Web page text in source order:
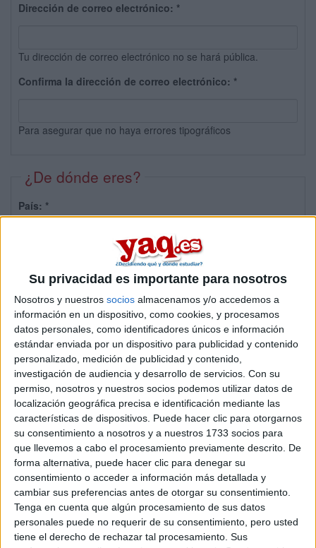
Su privacidad es importante para nosotros
Nosotros y nuestros socios almacenamos y/o accedemos a
información en un dispositivo, como cookies, y procesamos
datos personales, como identificadores únicos e información
estándar enviada por un dispositivo para publicidad y contenido
personalizado, medición de publicidad y contenido,
investigación de audiencia y desarrollo de servicios. Con su
permiso, nosotros y nuestros socios podemos utilizar datos de
localización geográfica precisa e identificación mediante las
características de dispositivos. Puede hacer clic para otorgarnos
su consentimiento a nosotros y a nuestros 1733 socios para
que llevemos a cabo el procesamiento previamente descrito. De
forma alternativa, puede hacer clic para denegar su
consentimiento o acceder a información más detallada y
cambiar sus preferencias antes de otorgar su consentimiento.
Tenga en cuenta que algún procesamiento de sus datos
personales puede no requerir de su consentimiento, pero usted
tiene el derecho de rechazar tal procesamiento. Sus
Dirección de correo electrónico: *
Tu dirección de correo electrónico no se hará pública.
Confirma la dirección de correo electrónico: *
Para asegurar que no haya errores tipográficos
¿De dónde eres?
País: *
Sobre ti
Soy:*
Chico
Chica
¿En qué año terminas (o terminaste) bachillerato o FP?
Soy estudiante de:*